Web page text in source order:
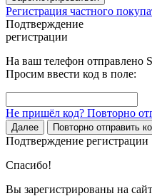
Регистрация частного
Подтверждение
регистрации
На ваш телефон отправлено
Просим ввести код в поле:
Не пришёл код? Повторно
Далее Повторно отправить
Подтверждение регистрации
Спасибо!
Вы зарегистрированы на